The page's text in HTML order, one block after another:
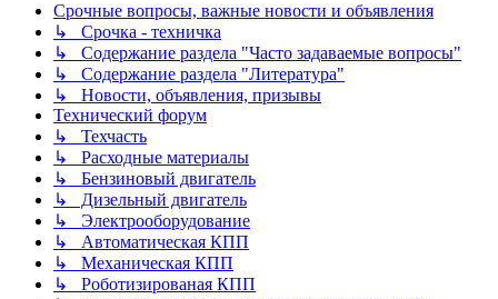
Срочные вопросы, важные новости и объявления
↳ Срочка - техничка
↳ Содержание раздела "Часто задаваемые вопросы"
↳ Содержание раздела "Литература"
↳ Новости, объявления, призывы
Технический форум
↳ Техчасть
↳ Расходные материалы
↳ Бензиновый двигатель
↳ Дизельный двигатель
↳ Электрооборудование
↳ Автоматическая КПП
↳ Механическая КПП
↳ Роботизированая КПП